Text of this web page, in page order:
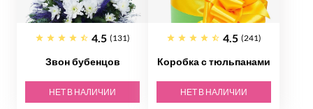
4.5 (131)
Звон бубенцов
НЕТ В НАЛИЧИИ
4.5 (241)
Коробка с тюльпанами
НЕТ В НАЛИЧИИ